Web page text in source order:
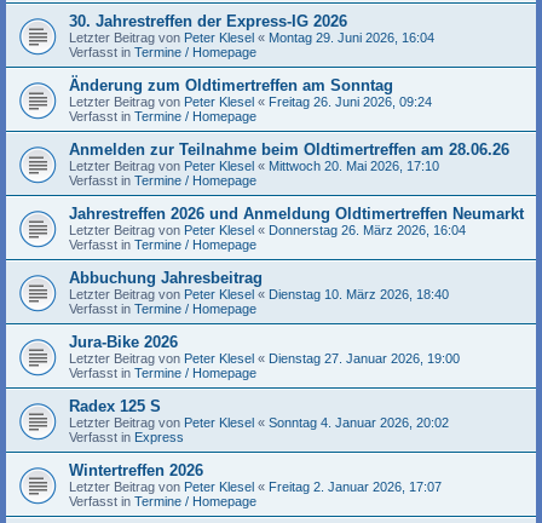
30. Jahrestreffen der Express-IG 2026
Letzter Beitrag von Peter Klesel « Montag 29. Juni 2026, 16:04
Verfasst in Termine / Homepage
Änderung zum Oldtimertreffen am Sonntag
Letzter Beitrag von Peter Klesel « Freitag 26. Juni 2026, 09:24
Verfasst in Termine / Homepage
Anmelden zur Teilnahme beim Oldtimertreffen am 28.06.26
Letzter Beitrag von Peter Klesel « Mittwoch 20. Mai 2026, 17:10
Verfasst in Termine / Homepage
Jahrestreffen 2026 und Anmeldung Oldtimertreffen Neumarkt
Letzter Beitrag von Peter Klesel « Donnerstag 26. März 2026, 16:04
Verfasst in Termine / Homepage
Abbuchung Jahresbeitrag
Letzter Beitrag von Peter Klesel « Dienstag 10. März 2026, 18:40
Verfasst in Termine / Homepage
Jura-Bike 2026
Letzter Beitrag von Peter Klesel « Dienstag 27. Januar 2026, 19:00
Verfasst in Termine / Homepage
Radex 125 S
Letzter Beitrag von Peter Klesel « Sonntag 4. Januar 2026, 20:02
Verfasst in Express
Wintertreffen 2026
Letzter Beitrag von Peter Klesel « Freitag 2. Januar 2026, 17:07
Verfasst in Termine / Homepage